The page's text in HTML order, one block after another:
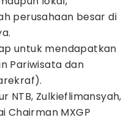
perusahaan besar di
untuk mendapatkan
Pariwisata dan
NTB, Zulkieflimansyah,
Chairman MXGP